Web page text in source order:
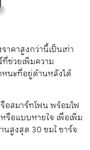
คาสูงกว่านี้เป็นเท่า
ช่วยเพิ่มความ
นะที่อยู่ด้านหลังได้
อสมาร์ทโฟน พร้อมไฟ
อแบบหายใจ เพื่อเพิ่ม
นสูงสุด 30 ชมใ ชาร์จ